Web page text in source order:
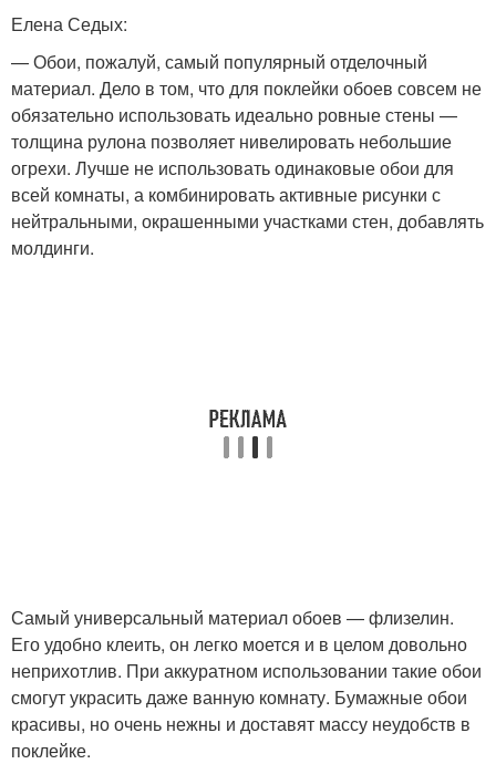
Елена Седых:
— Обои, пожалуй, самый популярный отделочный
материал. Дело в том, что для поклейки обоев совсем не
обязательно использовать идеально ровные стены —
толщина рулона позволяет нивелировать небольшие
огрехи. Лучше не использовать одинаковые обои для
всей комнаты, а комбинировать активные рисунки с
нейтральными, окрашенными участками стен, добавлять
молдинги.
Самый универсальный материал обоев — флизелин.
Его удобно клеить, он легко моется и в целом довольно
неприхотлив. При аккуратном использовании такие обои
смогут украсить даже ванную комнату. Бумажные обои
красивы, но очень нежны и доставят массу неудобств в
поклейке.